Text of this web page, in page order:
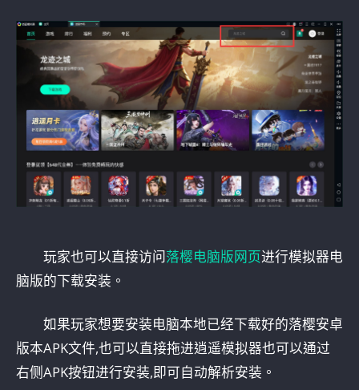
玩家也可以直接访问落樱电脑版网页进行模拟器电
脑版的下载安装。
如果玩家想要安装电脑本地已经下载好的落樱安卓
版本APK文件,也可以直接拖进逍遥模拟器也可以通过
右侧APK按钮进行安装,即可自动解析安装。